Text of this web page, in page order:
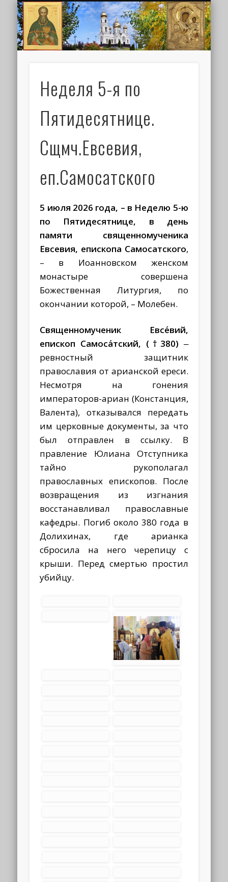
ГЛАВНАЯ
ДУХОВЕНСТВО
КРЕЩЕНИЕ
РАСПИСАНИЕ
МОНАСТЫРЬ
ИОАНН КРОНШТАДТСКИЙ
ТРЕБЫ
ПАЛОМНИКАМ
КОНТАКТЫ
НАПИСАТЬ ПИСЬМО
НОВОСТИ
МЕДИА
Неделя 5-я по
Пятидесятнице.
Сщмч.Евсевия,
еп.Самосатского
5 июля 2026 года, – в Неделю 5-ю
по Пятидесятнице, в день
памяти священномученика
Евсевия, епископа Самосатского,
– в Иоанновском женском
монастыре совершена
Божественная Литургия, по
окончании которой, – Молебен.
Священномученик Евсе́вий,
епископ Самоса́тский, (†380) ‒
ревностный защитник
православия от арианской ереси.
Несмотря на гонения
императоров-ариан (Констанция,
Валента), отказывался передать
им церковные документы, за что
был отправлен в ссылку. В
правление Юлиана Отступника
тайно рукополагал
православных епископов. После
возвращения из изгнания
восстанавливал православные
кафедры. Погиб около 380 года в
Долихинах, где арианка
сбросила на него черепицу с
крыши. Перед смертью простил
убийцу.